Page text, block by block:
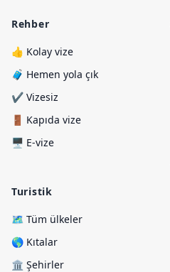
Rehber
👍 Kolay vize
🧳 Hemen yola çık
✔️ Vizesiz
🚪 Kapıda vize
🖥️ E-vize
Turistik
🗺️ Tüm ülkeler
🌎 Kıtalar
🏛️ Şehirler